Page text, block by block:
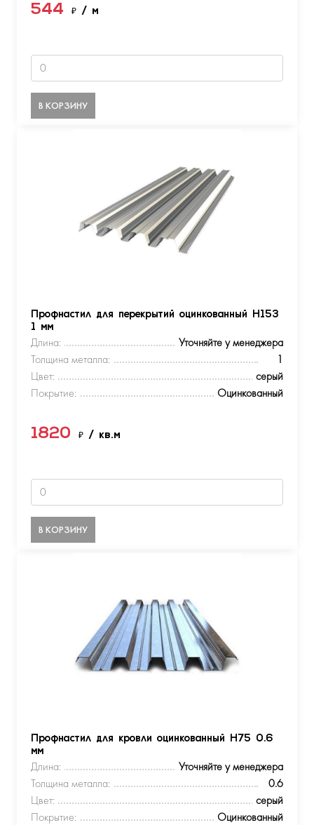
544 ₽ / м
В КОРЗИНУ
Профнастил для перекрытий оцинкованный Н153
1 мм
Длина:
Уточняйте у менеджера
Толщина металла:
1
Цвет:
серый
Покрытие:
Оцинкованный
1820 ₽ / кв.м
В КОРЗИНУ
Профнастил для кровли оцинкованный Н75 0.6
мм
Длина:
Уточняйте у менеджера
Толщина металла:
0.6
Цвет:
серый
Покрытие:
Оцинкованный